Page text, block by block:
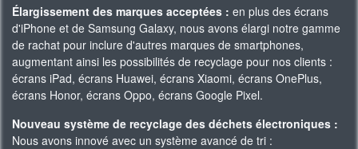
Élargissement des marques acceptées : en plus des écrans
d'iPhone et de Samsung Galaxy, nous avons élargi notre gamme
de rachat pour inclure d'autres marques de smartphones,
augmentant ainsi les possibilités de recyclage pour nos clients :
écrans iPad, écrans Huawei, écrans Xiaomi, écrans OnePlus,
écrans Honor, écrans Oppo, écrans Google Pixel.
Nouveau système de recyclage des déchets électroniques :
Nous avons innové avec un système avancé de tri :